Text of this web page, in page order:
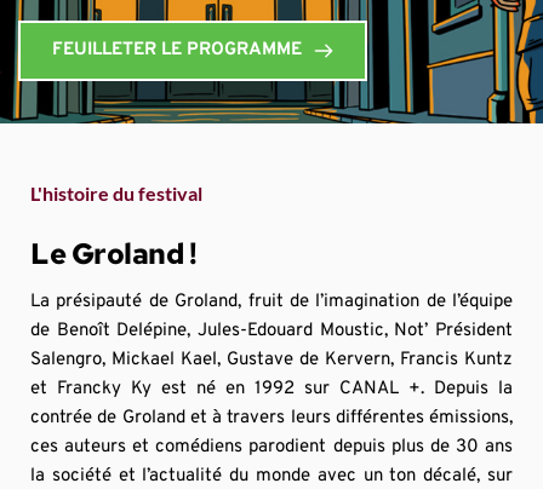
FEUILLETER LE PROGRAMME
L'histoire du festival
Le Groland !
La présipauté de Groland, fruit de l’imagination de l’équipe
de Benoît Delépine, Jules-Edouard Moustic, Not’ Président
Salengro, Mickael Kael, Gustave de Kervern, Francis Kuntz
et Francky Ky est né en 1992 sur CANAL +. Depuis la
contrée de Groland et à travers leurs différentes émissions,
ces auteurs et comédiens parodient depuis plus de 30 ans
la société et l’actualité du monde avec un ton décalé, sur